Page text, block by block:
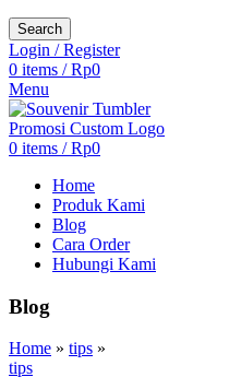
Search
Login / Register
0 items / Rp0
Menu
0 items / Rp0
Home
Produk Kami
Blog
Cara Order
Hubungi Kami
Blog
Home » tips »
tips